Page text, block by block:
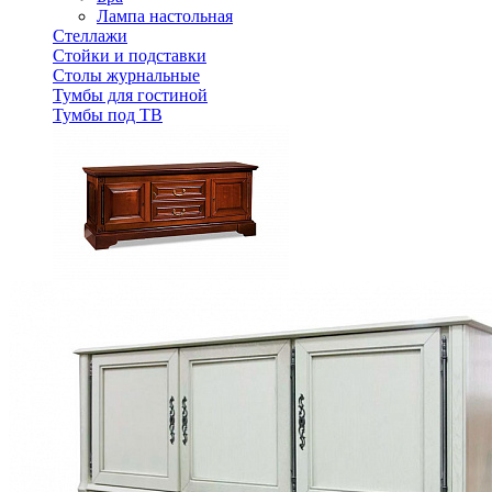
Лампа настольная
Стеллажи
Стойки и подставки
Столы журнальные
Тумбы для гостиной
Тумбы под ТВ
В корзину
Спальня
Деревянные кровати с подъемным механизмом
Кровати односпальные с подъемным механизмом
Кровати двуспальные с подъемным механизмом
Кровати полутороспальные с подъемным
Зеркала
Комоды